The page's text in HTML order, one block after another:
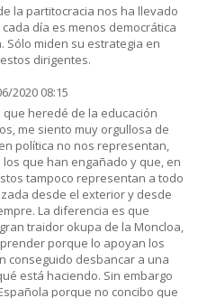
la partitocracia nos ha llevado
día es menos democrática
Sólo miden su estrategia en
dirigentes.
2020 08:15
que heredé de la educación
me siento muy orgullosa de
política no nos representan,
que han engañado y que, en
tampoco representan a todo
desde el exterior y desde
La diferencia es que
traidor okupa de la Moncloa,
porque lo apoyan los
conseguido desbancar a una
está haciendo. Sin embargo
porque no concibo que